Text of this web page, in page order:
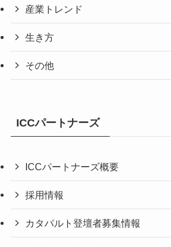
産業トレンド
生き方
その他
ICCパートナーズ
ICCパートナーズ概要
採用情報
カタパルト登壇者募集情報